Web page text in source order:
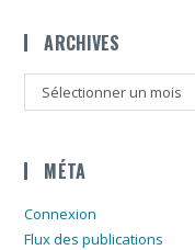
ARCHIVES
Archives
Sélectionner un mois
MÉTA
Connexion
Flux des publications